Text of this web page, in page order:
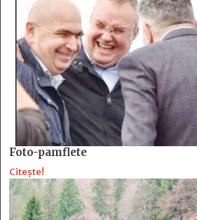
Foto-pamflete
Citește!